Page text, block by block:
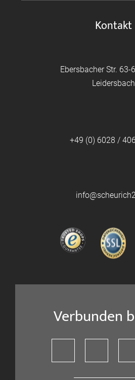
Kontakt
Ebersbacher Str. 63-
Leidersbach
+49 (0) 6028 /
Verbunden